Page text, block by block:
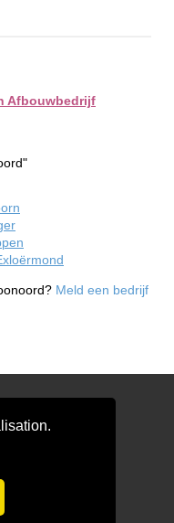
Afbouwbedrijf
Meld een bedrijf